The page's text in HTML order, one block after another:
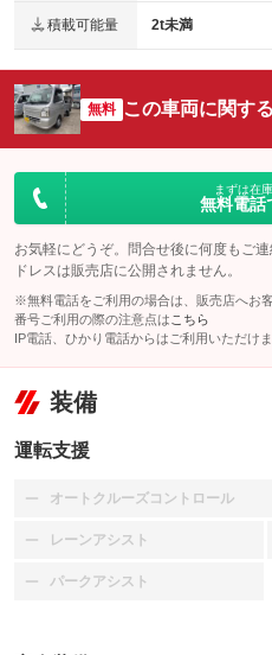
積載可能量 2t未満
無料 この車両に関す
まずは在
無料電話
お気軽にどうぞ。問合せ後に何度もご
ドレスは販売店に公開されません。
※無料電話をご利用の場合は、販売店へお
番号ご利用の際の注意点は こちら
IP電話、ひかり電話からはご利用いただけま
装備
運転支援
オートクルーズコントロール
：装備なし
レーンアシスト
：装備なし
パークアシスト
：装備なし